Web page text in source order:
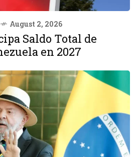
August 2, 2026
Saldo Total de
en 2027